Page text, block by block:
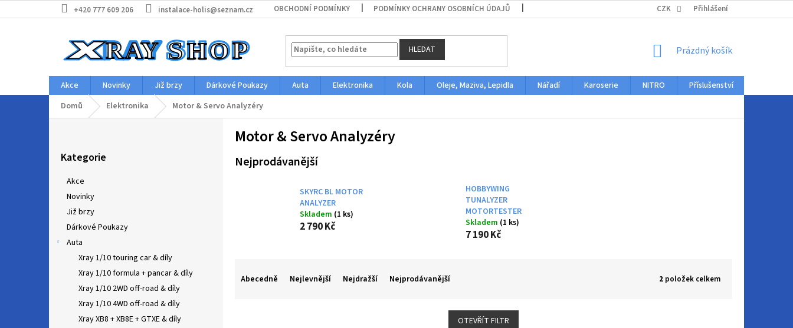
na
+420 777 609 206 instalace-holis@seznam.cz OBCHODNÍ PODMÍNKY PODMÍNKY OCHRANY OSOBNÍCH ÚDAJŮ CZK Přihlášení
HLEDAT
NÁKUPNÍ
Prázdný košík
Akce Novinky Již brzy Dárkové Poukazy Auta Elektronika Kola Oleje, Maziva, Lepidla Nářadí Karoserie NITRO Příslušenství
Domů
Elektronika Motor & Servo Analyzéry
kategorie
Kategorie
Akce
Novinky
Již brzy
Dárkové Poukazy
Auta
Xray 1/10 touring car & díly
Xray 1/10 formula + pancar & díly
Xray 1/10 2WD off-road & díly
Xray 1/10 4WD off-road & díly
Xray XB8 + XB8E + GTXE & díly
Motor & Servo Analyzéry
Nejprodávanější
SKYRC BL MOTOR
ANALYZER
Skladem (1 ks)
2 790 Kč
HOBBYWING
TUNALYZER
MOTORTESTER
Skladem (1 ks)
7 190 Kč
Abecedně Nejlevnější Nejdražší Nejprodávanější 2 položek celkem
OTEVŘÍT FILTR